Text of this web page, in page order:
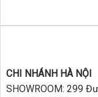
CHI NHÁNH HÀ NỘI
SHOWROOM: 299